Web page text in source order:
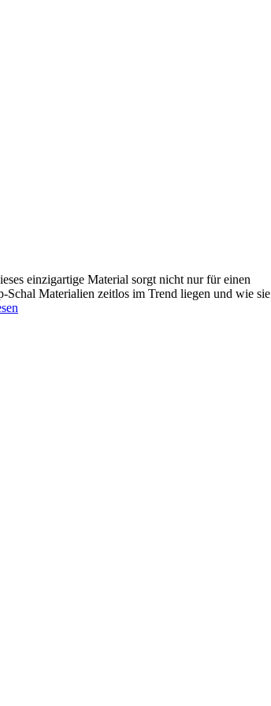
einzigartige Material sorgt nicht nur für einen
Materialien zeitlos im Trend liegen und wie sie